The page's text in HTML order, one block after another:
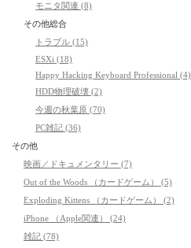
モニタ関連 (8)
その他総合
トラブル (15)
ESXi (18)
Happy Hacking Keyboard Professional (4)
HDD物理破壊 (2)
今週の秋葉原 (70)
PC雑記 (36)
その他
映画／ドキュメンタリー (7)
Out of the Woods （カードゲーム） (5)
Exploding Kittens （カードゲーム） (2)
iPhone （Apple関連） (24)
雑記 (78)